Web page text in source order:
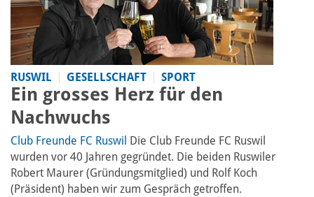
RUSWIL GESELLSCHAFT SPORT
Ein grosses Herz für den
Nachwuchs
Club Freunde FC Ruswil Die Club Freunde FC Ruswil
wurden vor 40 Jahren gegründet. Die beiden Ruswiler
Robert Maurer (Gründungsmitglied) und Rolf Koch
(Präsident) haben wir zum Gespräch getroffen.